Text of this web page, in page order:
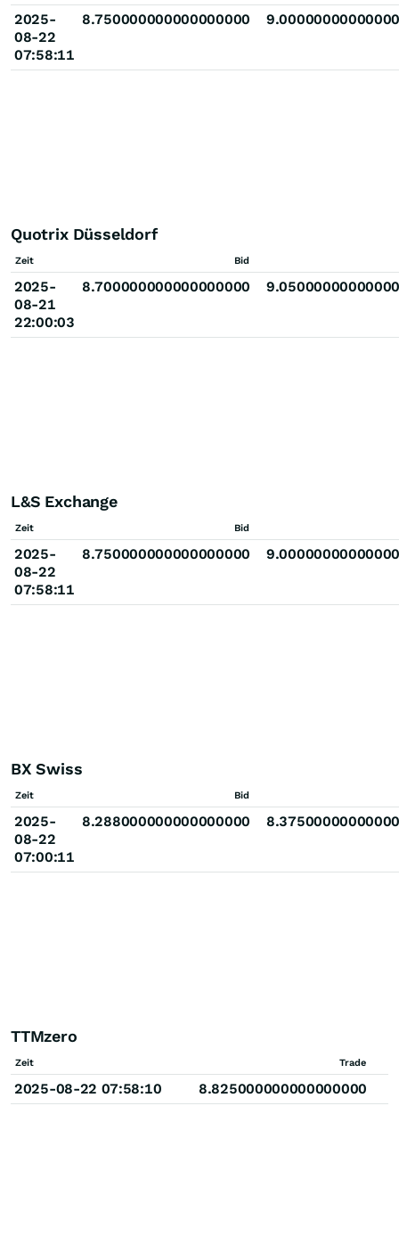
2025-
08-22
07:58:11
8.750000000000000000
Quotrix Düsseldorf
Zeit Bid
2025-
08-21
22:00:03
8.700000000000000000
L&S Exchange
Zeit Bid
2025-
08-22
07:58:11
8.750000000000000000
BX Swiss
Zeit Bid
2025-
08-22
07:00:11
8.288000000000000000
TTMzero
Zeit Trade
2025-08-22 07:58:10 8.825000000000000000